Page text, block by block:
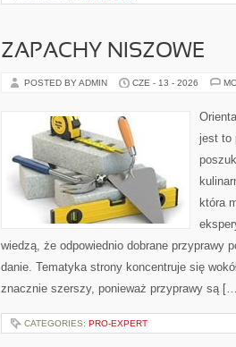
ZAPACHY NISZOWE
POSTED BY ADMIN CZE - 13 - 2026
jest to
która
wiedzą, że odpowiednio dobrane przyprawy
danie. Tematyka strony koncentruje się
znacznie szerszy, ponieważ przyprawy są
CATEGORIES: PRO-EXPERT